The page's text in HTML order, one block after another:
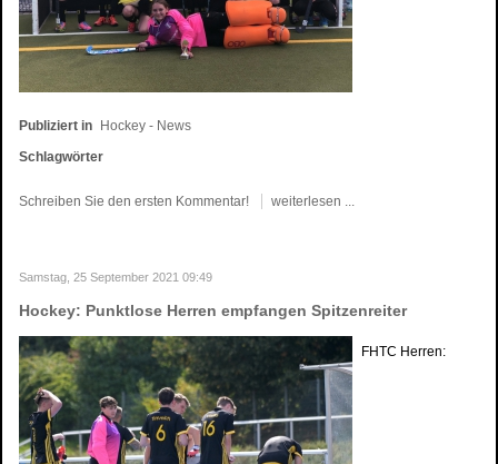
Publiziert in Hockey - News
Schlagwörter
Schreiben Sie den ersten Kommentar! weiterlesen ...
Samstag, 25 September 2021 09:49
Hockey: Punktlose Herren empfangen Spitzenreiter
FHTC Herren: